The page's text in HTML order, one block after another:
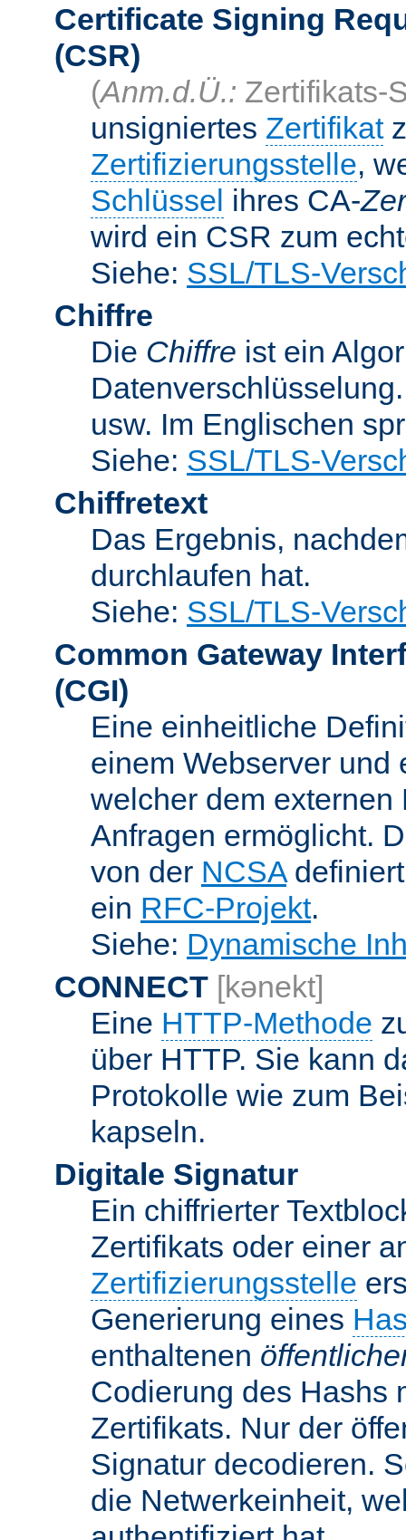
Certificate Signing
(CSR)
(Anm.d.Ü.: Zertifikats-
unsigniertes Zertifikat
Zertifizierungsstelle,
Schlüssel ihres CA-
wird ein CSR zum
Siehe: SSL/TLS-
Chiffre
Die Chiffre ist ein
usw. Im Englischen
Siehe: SSL/TLS-
Chiffretext
Das Ergebnis,
durchlaufen hat.
Siehe: SSL/TLS-
Common Gateway
(CGI)
Eine einheitliche
einem Webserver und
welcher dem
Anfragen ermöglicht.
von der NCSA
ein RFC-Projekt.
Siehe: Dynamische
CONNECT [kənekt]
Eine HTTP-Methode
über HTTP. Sie kann
Protokolle wie zum
kapseln.
Digitale Signatur
Ein chiffrierter
Zertifikats oder einer
Zertifizierungsstelle
Generierung eines
enthaltenen
Codierung des Hashs
Zertifikats. Nur der
Signatur decodieren.
die Netwerkeinheit,